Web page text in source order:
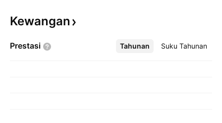
Kewangan
Prestasi Tahunan Suku Tahunan
Lebih